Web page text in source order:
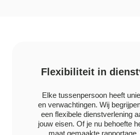
Flexibiliteit in
Elke tussenpersoon heeft
en verwachtingen. Wij
een flexibele dienstverlening
jouw eisen. Of je nu behoefte